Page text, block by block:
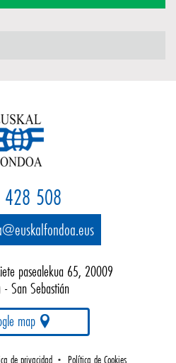
508
pasealekua 65, 20009
- San Sebastián
map
de privacidad • Política de Cookies